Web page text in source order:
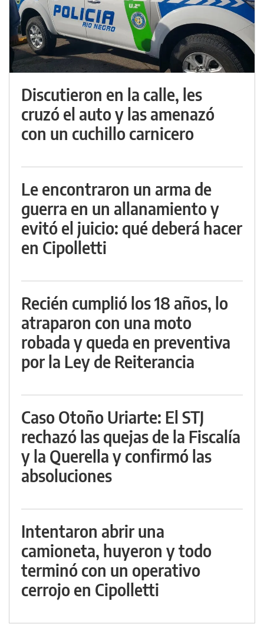
Discutieron en la calle, les
cruzó el auto y las amenazó
con un cuchillo carnicero
Le encontraron un arma de
guerra en un allanamiento y
evitó el juicio: qué deberá hacer
en Cipolletti
Recién cumplió los 18 años, lo
atraparon con una moto
robada y queda en preventiva
por la Ley de Reiterancia
Caso Otoño Uriarte: El STJ
rechazó las quejas de la Fiscalía
y la Querella y confirmó las
absoluciones
Intentaron abrir una
camioneta, huyeron y todo
terminó con un operativo
cerrojo en Cipolletti